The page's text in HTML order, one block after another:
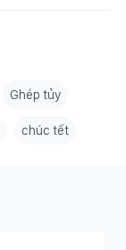
Ghép tủy
chúc tết